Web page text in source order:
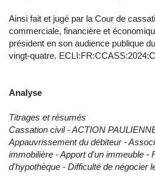
Ainsi fait et jugé par la Cour de
commerciale, financière et
président en son audience publique
vingt-quatre.
Analyse
Titrages et résumés
Cassation civil - ACTION
Appauvrissement du débiteur -
immobilière - Apport d'un immeuble -
d'hypothèque - Difficulté de négocier